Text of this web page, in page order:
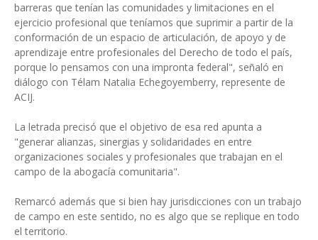
barreras que tenían las comunidades y limitaciones en el
ejercicio profesional que teníamos que suprimir a partir de la
conformación de un espacio de articulación, de apoyo y de
aprendizaje entre profesionales del Derecho de todo el país,
porque lo pensamos con una impronta federal", señaló en
diálogo con Télam Natalia Echegoyemberry, represente de
ACIJ.
La letrada precisó que el objetivo de esa red apunta a
"generar alianzas, sinergias y solidaridades en entre
organizaciones sociales y profesionales que trabajan en el
campo de la abogacía comunitaria".
Remarcó además que si bien hay jurisdicciones con un trabajo
de campo en este sentido, no es algo que se replique en todo
el territorio.